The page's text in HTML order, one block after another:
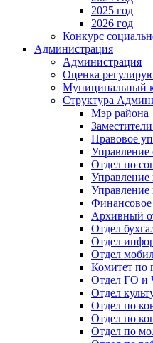
2025 год
2026 год
Конкурс
Администрация
Администрация
Оценка
Муниципальный
Структура
Мэр района
Правовое
Управление
Отдел по
Управление
Финансовое
Архивный
Отдел
Отдел
Отдел
Комитет по
Отдел ГО и
Отдел
Отдел по
Отдел по
Отдел по